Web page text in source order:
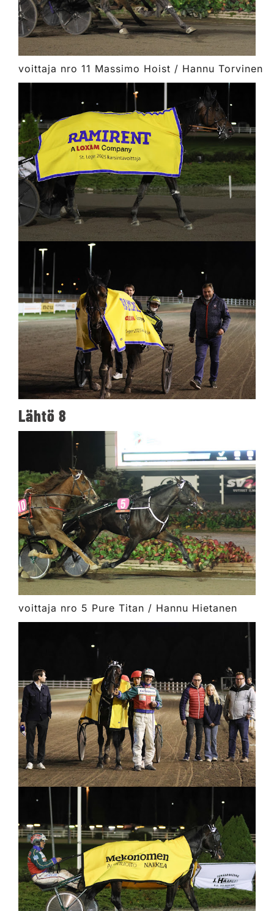
voittaja nro 11 Massimo Hoist / Hannu Torvinen
Lähtö 8
voittaja nro 5 Pure Titan / Hannu Hietanen